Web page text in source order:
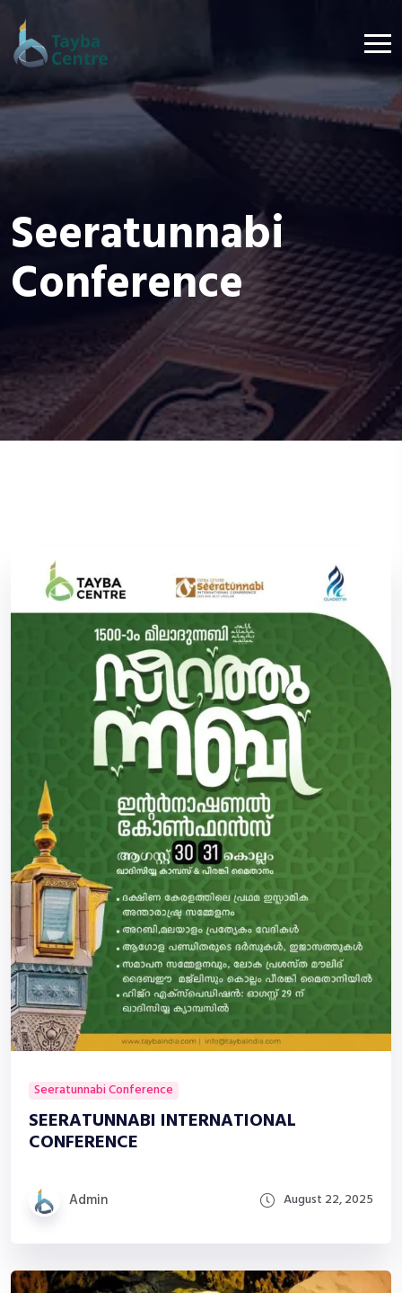
Seeratunnabi
Conference
Seeratunnabi Conference
SEERATUNNABI INTERNATIONAL
CONFERENCE
Admin August 22, 2025